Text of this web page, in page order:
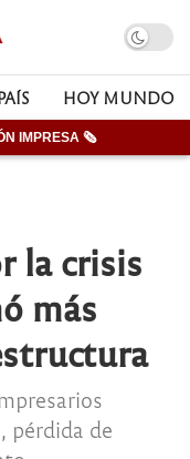
HOY MUNDO
IMPRESA 🗞
la crisis
más
pérdida de